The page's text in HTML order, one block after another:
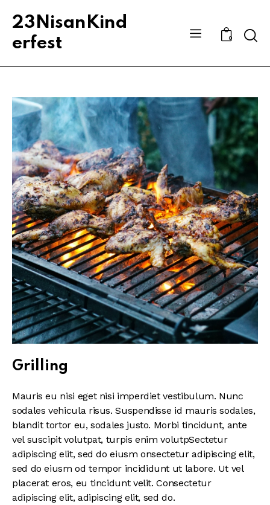
23NisanKind
erfest
0
Grilling
Mauris eu nisi eget nisi imperdiet vestibulum. Nunc
sodales vehicula risus. Suspendisse id mauris sodales,
blandit tortor eu, sodales justo. Morbi tincidunt, ante
vel suscipit volutpat, turpis enim volutpSectetur
adipiscing elit, sed do eiusm onsectetur adipiscing elit,
sed do eiusm od tempor incididunt ut labore. Ut vel
placerat eros, eu tincidunt velit. Consectetur
adipiscing elit, adipiscing elit, sed do.